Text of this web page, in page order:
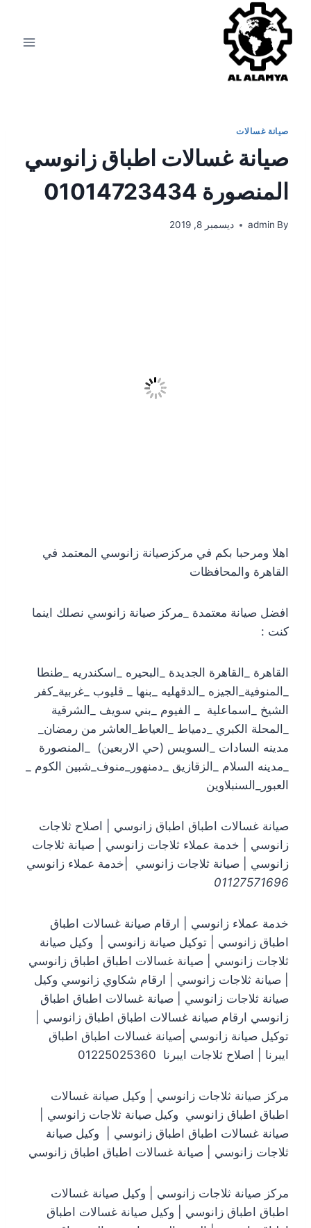
صيانة غسالات
صيانة غسالات اطباق زانوسي
المنصورة 01014723434
By
admin ديسمبر 8, 2019
اهلا ومرحبا بكم في مركزصيانة زانوسي المعتمد في
القاهرة والمحافظات
افضل صيانة معتمدة _مركز صيانة زانوسي نصلك اينما
كنت :
القاهرة _القاهرة الجديدة _البحيره _اسكندريه _طنطا
_المنوفية_الجيزه _الدقهليه _بنها _ قليوب _غربية_كفر
الشيخ _اسماعلية _ الفيوم _بني سويف _الشرقية
_المحلة الكبري _دمياط _العياط_العاشر من رمضان_
مدينه السادات _السويس (حي الاربعين) _المنصورة
_مدينه السلام _الزقازيق _دمنهور_منوف_شبين الكوم _
العبور_السنبلاوين
صيانة غسالات اطباق اطباق زانوسي | اصلاح ثلاجات
زانوسي | خدمة عملاء ثلاجات زانوسي | صيانة ثلاجات
زانوسي | صيانة ثلاجات زانوسي |خدمة عملاء زانوسي
01127571696
خدمة عملاء زانوسي | ارقام صيانة غسالات اطباق
اطباق زانوسي | توكيل صيانة زانوسي | وكيل صيانة
ثلاجات زانوسي | صيانة غسالات اطباق اطباق زانوسي
| صيانة ثلاجات زانوسي | ارقام شكاوي زانوسي وكيل
صيانة ثلاجات زانوسي | صيانة غسالات اطباق اطباق
زانوسي ارقام صيانة غسالات اطباق اطباق زانوسي |
توكيل صيانة زانوسي |صيانة غسالات اطباق اطباق
ايبرنا | اصلاح ثلاجات ايبرنا 01225025360
مركز صيانة ثلاجات زانوسي | وكيل صيانة غسالات
اطباق اطباق زانوسي وكيل صيانة ثلاجات زانوسي |
صيانة غسالات اطباق اطباق زانوسي | وكيل صيانة
ثلاجات زانوسي | صيانة غسالات اطباق اطباق زانوسي
مركز صيانة ثلاجات زانوسي | وكيل صيانة غسالات
اطباق اطباق زانوسي | وكيل صيانة غسالات اطباق